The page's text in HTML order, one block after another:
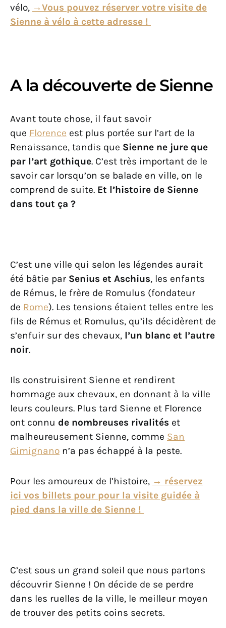
vélo, →Vous pouvez réserver votre visite de
Sienne à vélo à cette adresse !
A la découverte de Sienne
Avant toute chose, il faut savoir
que Florence est plus portée sur l’art de la
Renaissance, tandis que Sienne ne jure que
par l’art gothique. C’est très important de le
savoir car lorsqu’on se balade en ville, on le
comprend de suite. Et l’histoire de Sienne
dans tout ça ?
C’est une ville qui selon les légendes aurait
été bâtie par Senius et Aschius, les enfants
de Rémus, le frère de Romulus (fondateur
de Rome). Les tensions étaient telles entre les
fils de Rémus et Romulus, qu’ils décidèrent de
s’enfuir sur des chevaux, l’un blanc et l’autre
noir.
Ils construisirent Sienne et rendirent
hommage aux chevaux, en donnant à la ville
leurs couleurs. Plus tard Sienne et Florence
ont connu de nombreuses rivalités et
malheureusement Sienne, comme San
Gimignano n’a pas échappé à la peste.
Pour les amoureux de l’histoire, → réservez
ici vos billets pour pour la visite guidée à
pied dans la ville de Sienne !
C’est sous un grand soleil que nous partons
découvrir Sienne ! On décide de se perdre
dans les ruelles de la ville, le meilleur moyen
de trouver des petits coins secrets.